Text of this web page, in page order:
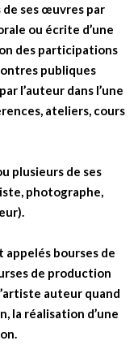
de ses œuvres par
ou écrite d’une
des participations
publiques
l’auteur dans l’une
ateliers, cours
plusieurs de ses
photographe,
bourses de
de production
auteur quand
la réalisation d’une